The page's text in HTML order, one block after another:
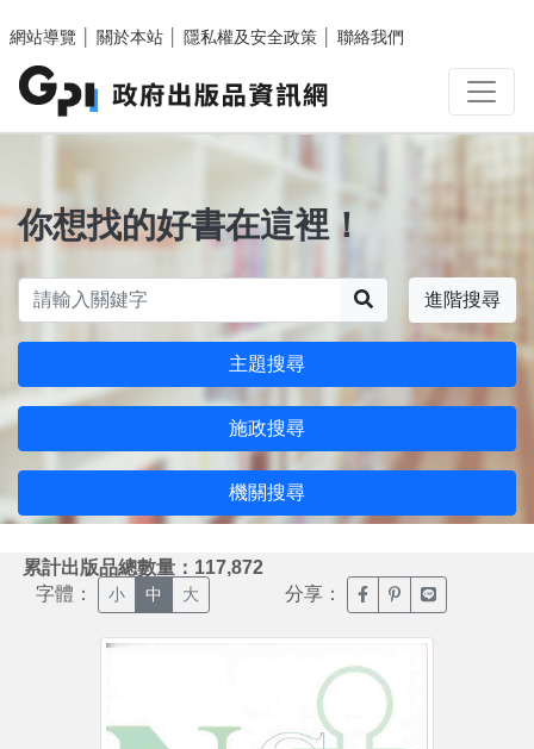
網站導覽
關於本站 隱私權及安全政策 聯絡我們
你想找的好書在這裡！
進階搜尋
主題搜尋
施政搜尋
機關搜尋
累計出版品總數量：117,872
字體： 小 中 大 分享： 臉書分享(另開新視窗)
噗浪分享(另開新
Line分享(另